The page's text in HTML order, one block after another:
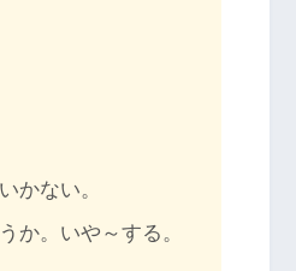
かない。
か。いや～する。